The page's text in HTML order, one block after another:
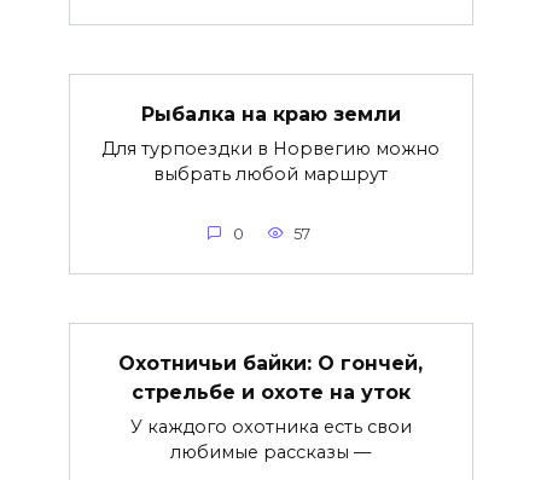
Рыбалка на краю земли
Для турпоездки в Норвегию можно
выбрать любой маршрут
0 57
Охотничьи байки: О гончей,
стрельбе и охоте на уток
У каждого охотника есть свои
любимые рассказы —